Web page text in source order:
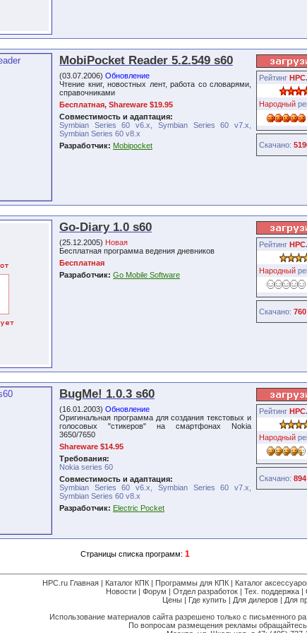
Рейтинг HPC
Народный
Скачано:
MobiPocket Reader 5.2.549 s60
(03.07.2006) Обновление
Чтение книг, новостных лент, работа со словарями,
справочниками
Бесплатная, Shareware $19.95
Совместимость и адаптация:
Symbian Series 60 v6.x, Symbian Series 60 v7.x,
Symbian Series 60 v8.x
Разработчик: Mobipocket
Рейтинг HPC
Народный
Скачано: 760
Go-Diary 1.0 s60
(25.12.2005) Новая
Бесплатная программа ведения дневников
Бесплатная
Разработчик: Go Mobile Software
Рейтинг HPC
Народный
Скачано: 894
BugMe! 1.0.3 s60
(16.01.2003) Обновление
Оригинальная программа для создания текстовых и
голосовых "стикеров" на смартфонах Nokia
3650/7650
Shareware $14.95
Требования:
Nokia series 60
Совместимость и адаптация:
Symbian Series 60 v6.x, Symbian Series 60 v7.x,
Symbian Series 60 v8.x
Разработчик: Electric Pocket
Страницы списка программ: 1
HPC.ru Главная | Каталог КПК | Программы для КПК | Каталог
Новости | Форум | Отдел разработок | Тех. поддержка |
Цены| Где купить| Для дилеров| Для
Использование материалов сайта разрешено только с письменного
По вопросам размещения рекламы